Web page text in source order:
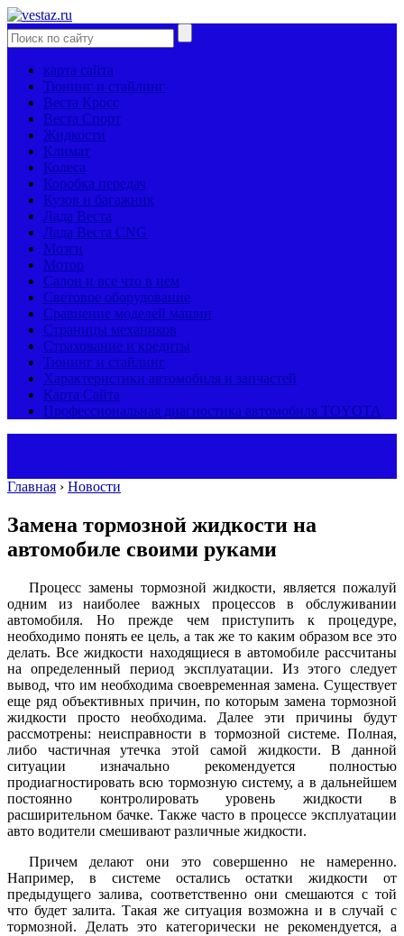
карта сайта
Тюнинг и стайлинг
Веста Кросс
Веста Спорт
Жидкости
Климат
Колеса
Коробка передач
Кузов и багажник
Лада Веста
Лада Веста CNG
Мозги
Мотор
Салон и все что в нем
Световое оборудование
Сравнение моделей машин
Страницы механиков
Страхование и кредиты
Тюнинг и стайлинг
Характеристики автомобиля и запчастей
Карта Сайта
Профессиональная диагностика автомобиля TOYOTA
Главная › Новости
Замена тормозной жидкости на
автомобиле своими руками
Процесс замены тормозной жидкости, является пожалуй
одним из наиболее важных процессов в обслуживании
автомобиля. Но прежде чем приступить к процедуре,
необходимо понять ее цель, а так же то каким образом все это
делать. Все жидкости находящиеся в автомобиле рассчитаны
на определенный период эксплуатации. Из этого следует
вывод, что им необходима своевременная замена. Существует
еще ряд объективных причин, по которым замена тормозной
жидкости просто необходима. Далее эти причины будут
рассмотрены: неисправности в тормозной системе. Полная,
либо частичная утечка этой самой жидкости. В данной
ситуации изначально рекомендуется полностью
продиагностировать всю тормозную систему, а в дальнейшем
постоянно контролировать уровень жидкости в
расширительном бачке. Также часто в процессе эксплуатации
авто водители смешивают различные жидкости.
Причем делают они это совершенно не намеренно.
Например, в системе остались остатки жидкости от
предыдущего залива, соответственно они смешаются с той
что будет залита. Такая же ситуация возможна и в случай с
тормозной. Делать это категорически не рекомендуется, а